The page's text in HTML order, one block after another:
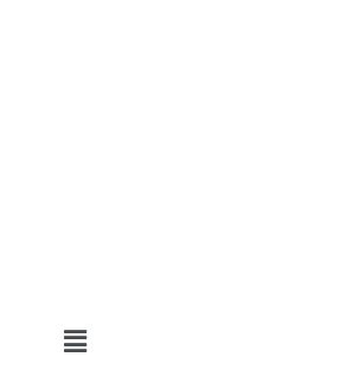
Menu